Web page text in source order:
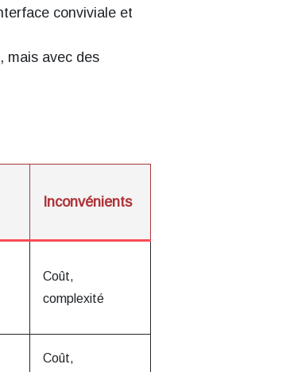
conviviale et
mais avec des
Inconvénients
Coût,
complexité
Coût,